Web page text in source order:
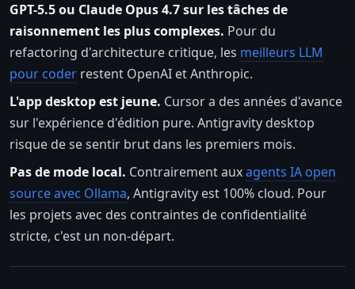
GPT-5.5 ou Claude Opus 4.7 sur les tâches de
raisonnement les plus complexes. Pour du
refactoring d'architecture critique, les meilleurs LLM
pour coder restent OpenAI et Anthropic.
L'app desktop est jeune. Cursor a des années d'avance
sur l'expérience d'édition pure. Antigravity desktop
risque de se sentir brut dans les premiers mois.
Pas de mode local. Contrairement auxagents IA open
source avec Ollama, Antigravity est 100% cloud. Pour
les projets avec des contraintes de confidentialité
stricte, c'est un non-départ.